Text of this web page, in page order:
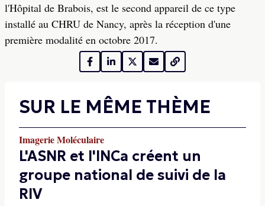
l'Hôpital de Brabois, est le second appareil de ce type
installé au CHRU de Nancy, après la réception d'une
première modalité en octobre 2017.
SUR LE MÊME THÈME
Imagerie Moléculaire
L'ASNR et l'INCa créent un
groupe national de suivi de la
RIV